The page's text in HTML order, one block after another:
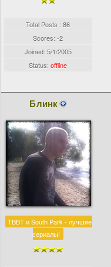
Total Posts : 86
Scores: -2
Joined: 5/1/2005
Status:offline
Блинк
TBBT и South Park - лучшие
сериалы!